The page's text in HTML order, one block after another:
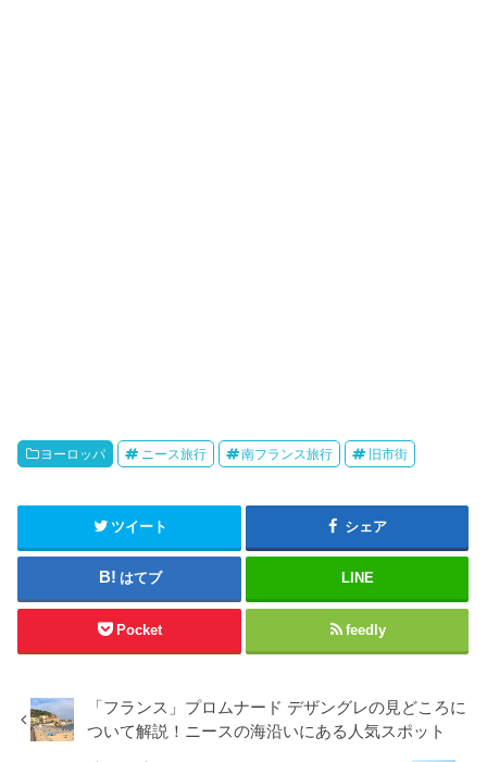
ヨーロッパ ニース旅行 南フランス旅行 旧市街
ツイート シェア
はてブ LINE
Pocket feedly
「フランス」プロムナード デザングレの見どころに
ついて解説！ニースの海沿いにある人気スポット